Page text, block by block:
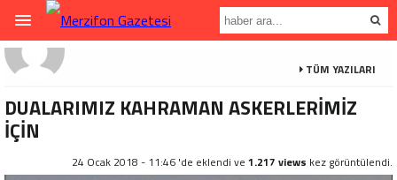
TÜM YAZILARI
DUALARIMIZ KAHRAMAN ASKERLERİMİZ
İÇİN
24 Ocak 2018 - 11:46 'de eklendi ve 1.217 views kez görüntülendi.